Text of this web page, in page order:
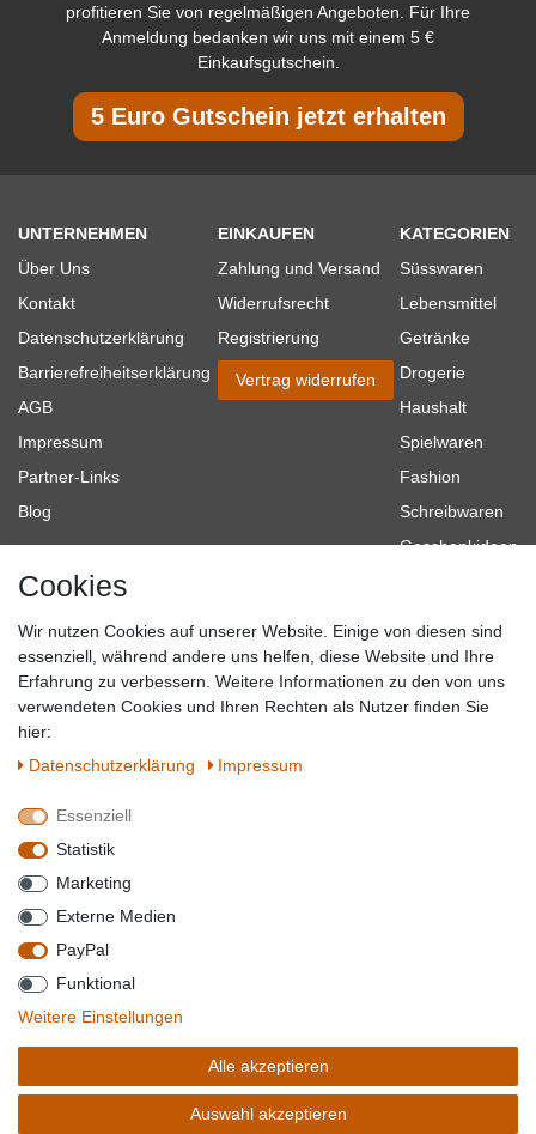
profitieren Sie von regelmäßigen Angeboten. Für Ihre
Anmeldung bedanken wir uns mit einem 5 €
Einkaufsgutschein.
5 Euro Gutschein jetzt erhalten
UNTERNEHMEN
Über Uns
Kontakt
Datenschutzerklärung
Barrierefreiheitserklärung
AGB
Impressum
Partner-Links
Blog
EINKAUFEN
Zahlung und Versand
Widerrufsrecht
Registrierung
Vertrag widerrufen
KATEGORIEN
Süsswaren
Lebensmittel
Getränke
Drogerie
Haushalt
Spielwaren
Fashion
Schreibwaren
Geschenkideen
Topmarken
SICHER EINKAUFEN
QUALITÄT
WIR AKZEPTIEREN
*Alle Preise verstehen sich inkl. MwSt. zzgl. Versandkosten. **Gilt für Lieferungen
innerhalb deutschlands, Lieferzeiten für andere Länder entnehmen Sie bitte der
Schaltfäche mit denVersandinformationen. *** Bei den ausgewiesenen Versandkosten
handelt es sich um die StandardVersandkostenfür Deutschland, diese ändern sich je
nach Auswahl Ihres Lieferlandes.
Copyright 2020 © Mega-Paradies GmbH | Alle Rechte vorbehalten.
Cookies
Wir nutzen Cookies auf unserer Website. Einige von diesen sind
essenziell, während andere uns helfen, diese Website und Ihre
Erfahrung zu verbessern. Weitere Informationen zu den von uns
verwendeten Cookies und Ihren Rechten als Nutzer finden Sie
hier:
Daten­schutz­erklärung
Impressum
Essenziell
Statistik
Marketing
Externe Medien
PayPal
Funktional
Weitere Einstellungen
Alle akzeptieren
Auswahl akzeptieren